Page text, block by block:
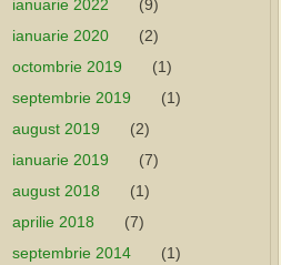
ianuarie 2022
(9)
ianuarie 2020
(2)
octombrie 2019
(1)
septembrie 2019
(1)
august 2019
(2)
ianuarie 2019
(7)
august 2018
(1)
aprilie 2018
(7)
septembrie 2014
(1)